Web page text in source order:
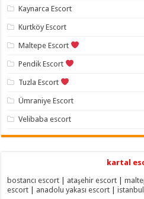
Kaynarca Escort
Kurtköy Escort
Maltepe Escort
Pendik Escort
Tuzla Escort
Ümraniye Escort
Velibaba escort
kartal
bostancı escort
ataşehir escort |
escort
anadolu yakası escort |